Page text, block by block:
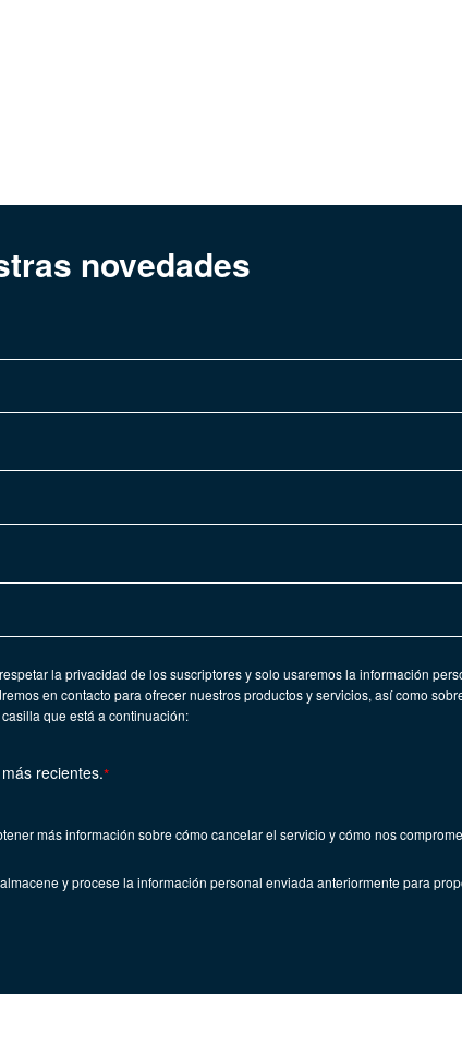
novedades
la privacidad de los suscriptores y solo usaremos la información
en contacto para ofrecer nuestros productos y servicios, así como
que está a continuación:
recientes.*
más información sobre cómo cancelar el servicio y cómo nos
y procese la información personal enviada anteriormente para